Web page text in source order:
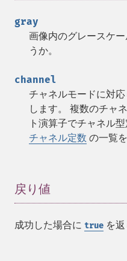
gray
画像内のグレースケ
うか。
channel
チャネルモードに対
します。 複数のチャ
ト演算子でチャネル
チャネル定数 の一覧
戻り値
成功した場合に true を返
clutImage
coalesceImages
colorizeImage
combineImages
commentImage
compareImageChannels
compareImageLayers
compareImages
contrastImage
count